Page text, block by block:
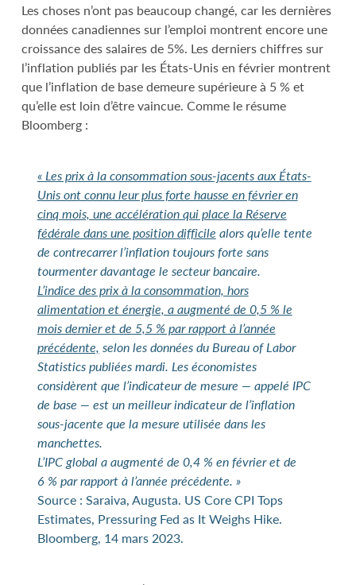
Les choses n’ont pas beaucoup changé, car les dernières
données canadiennes sur l’emploi montrent encore une
croissance des salaires de 5%. Les derniers chiffres sur
l’inflation publiés par les États-Unis en février montrent
que l’inflation de base demeure supérieure à 5 % et
qu’elle est loin d’être vaincue. Comme le résume
Bloomberg :
« Les prix à la consommation sous-jacents aux États-
Unis ont connu leur plus forte hausse en février en
cinq mois, une accélération qui place la Réserve
fédérale dans une position difficile alors qu’elle tente
de contrecarrer l’inflation toujours forte sans
tourmenter davantage le secteur bancaire.
L’indice des prix à la consommation, hors
alimentation et énergie, a augmenté de 0,5 % le
mois dernier et de 5,5 % par rapport à l’année
précédente, selon les données du Bureau of Labor
Statistics publiées mardi. Les économistes
considèrent que l’indicateur de mesure — appelé IPC
de base — est un meilleur indicateur de l’inflation
sous-jacente que la mesure utilisée dans les
manchettes.
L’IPC global a augmenté de 0,4 % en février et de
6 % par rapport à l’année précédente. »
Source : Saraiva, Augusta. US Core CPI Tops
Estimates, Pressuring Fed as It Weighs Hike.
Bloomberg, 14 mars 2023.